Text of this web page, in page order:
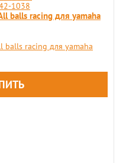
balls racing для yamaha
racing для yamaha